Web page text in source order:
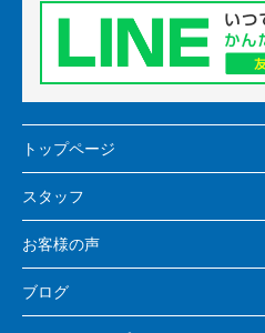
トップページ
スタッフ
お客様の声
ブログ